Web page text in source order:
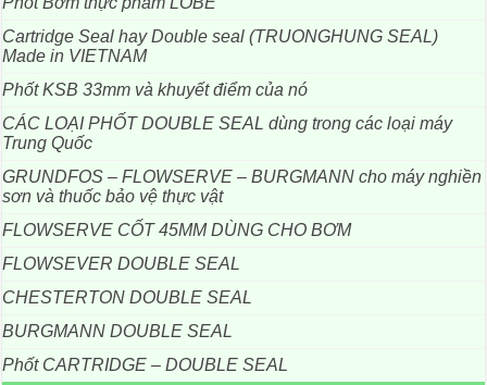
Cartridge Seal hay Double seal (TRUONGHUNG SEAL)
Made in VIETNAM
Phốt KSB 33mm và khuyết điểm của nó
CÁC LOẠI PHỐT DOUBLE SEAL dùng trong các loại máy
Trung Quốc
GRUNDFOS – FLOWSERVE – BURGMANN cho máy nghiền
sơn và thuốc bảo vệ thực vật
FLOWSERVE CỐT 45MM DÙNG CHO BƠM
FLOWSEVER DOUBLE SEAL
CHESTERTON DOUBLE SEAL
BURGMANN DOUBLE SEAL
Phốt CARTRIDGE – DOUBLE SEAL